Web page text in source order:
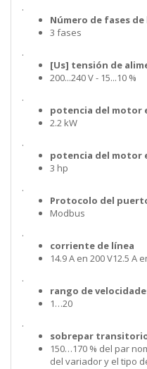
.
Número de fases de
3 fases
.
[Us] tensión de
200...240 V - 15...10 %
.
potencia del motor
2.2 kW
.
potencia del motor
3 hp
.
Protocolo del
Modbus
.
corriente de línea
14.9 A en 200 V12.5 A
.
rango de
1…20
.
sobrepar
150…170 % del par
del variador y el tipo